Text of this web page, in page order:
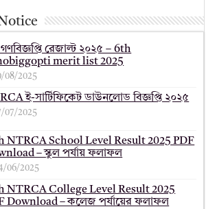
গণবিজ্ঞপ্তি রেজাল্ট ২০২৫ – 6th
merit list 2025
08/2025
ই-সার্টিফিকেট ডাউনলোড বিজ্ঞপ্তি ২০২৫
07/2025
NTRCA School Level Result 2025 PDF
– স্কুল পর্যায় ফলাফল
06/2025
NTRCA College Level Result 2025
Download – কলেজ পর্যায়ের ফলাফল